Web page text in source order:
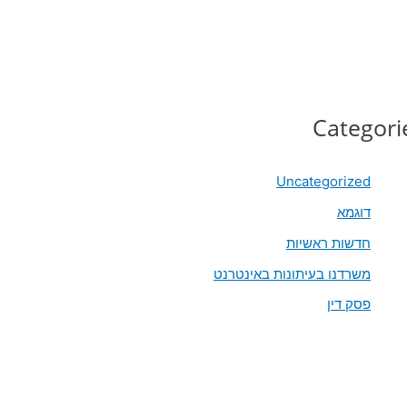
Uncategorized
דוגמא
חדשות ראשיות
משרדנו בעיתונות באינטרנט
פסק דין